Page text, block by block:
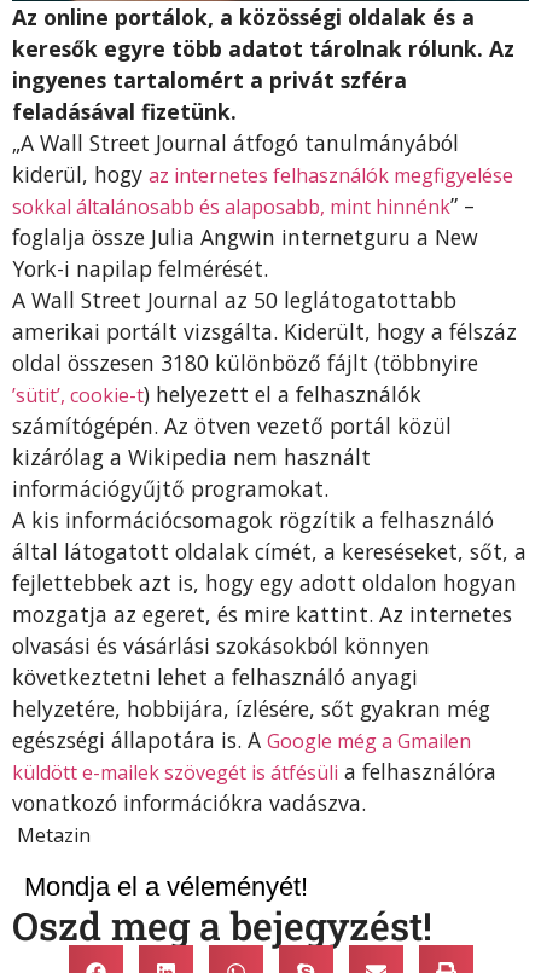
Az online portálok, a közösségi oldalak és a
keresők egyre több adatot tárolnak rólunk. Az
ingyenes tartalomért a privát szféra
feladásával fizetünk.
„A Wall Street Journal átfogó tanulmányából
kiderül, hogy az internetes felhasználók megfigyelése
sokkal általánosabb és alaposabb, mint hinnénk” –
foglalja össze Julia Angwin internetguru a New
York-i napilap felmérését.
A Wall Street Journal az 50 leglátogatottabb
amerikai portált vizsgálta. Kiderült, hogy a félszáz
oldal összesen 3180 különböző fájlt (többnyire
’sütit’, cookie-t) helyezett el a felhasználók
számítógépén. Az ötven vezető portál közül
kizárólag a Wikipedia nem használt
információgyűjtő programokat.
A kis információcsomagok rögzítik a felhasználó
által látogatott oldalak címét, a kereséseket, sőt, a
fejlettebbek azt is, hogy egy adott oldalon hogyan
mozgatja az egeret, és mire kattint. Az internetes
olvasási és vásárlási szokásokból könnyen
következtetni lehet a felhasználó anyagi
helyzetére, hobbijára, ízlésére, sőt gyakran még
egészségi állapotára is. A Google még a Gmailen
küldött e-mailek szövegét is átfésüli a felhasználóra
vonatkozó információkra vadászva.
Metazin
Mondja el a véleményét!
Oszd meg a bejegyzést!